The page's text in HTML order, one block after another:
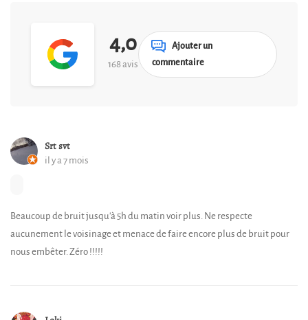
4,0
168 avis
Ajouter un
commentaire
Srt svt
il y a 7 mois
Beaucoup de bruit jusqu'à 5h du matin voir plus. Ne respecte
aucunement le voisinage et menace de faire encore plus de bruit pour
nous embêter. Zéro !!!!!